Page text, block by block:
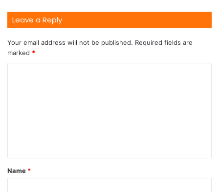
Leave a Reply
Your email address will not be published. Required fields are
marked *
Name *